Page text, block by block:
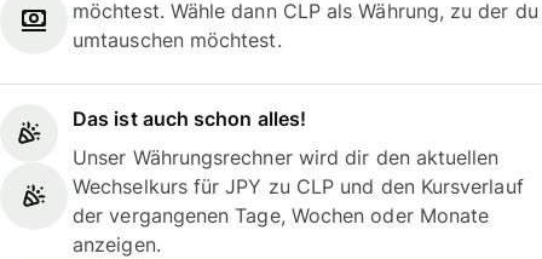
möchtest. Wähle dann CLP als Währung, zu der du
umtauschen möchtest.
Das ist auch schon alles!
Unser Währungsrechner wird dir den aktuellen
Wechselkurs für JPY zu CLP und den Kursverlauf
der vergangenen Tage, Wochen oder Monate
anzeigen.